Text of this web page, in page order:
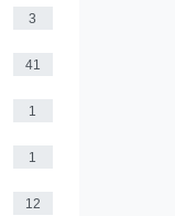
3
41
1
1
12